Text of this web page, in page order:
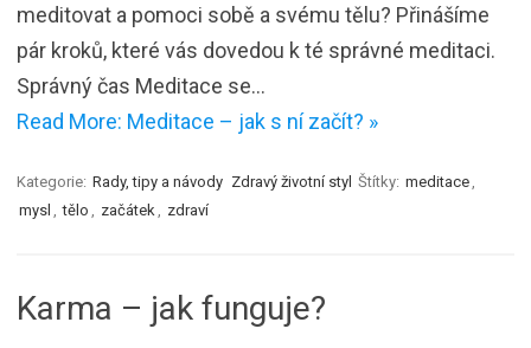
meditovat a pomoci sobě a svému tělu? Přinášíme
pár kroků, které vás dovedou k té správné meditaci.
Správný čas Meditace se…
Read More: Meditace – jak s ní začít? »
Kategorie: Rady, tipy a návody Zdravý životní styl Štítky: meditace
mysl
tělo začátek zdraví
Karma – jak funguje?